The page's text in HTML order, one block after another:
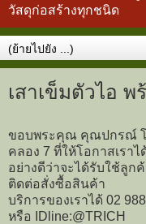
วัสดุก่อสร้างทุกชนิด
เสาเข็มตัวไอ พ
ขอบพระคุณ คุณปกรณ์ โ
คลอง 7 ที่ให้โอกาสเรา
อย่างดีว่าจะได้รับใช้ลูก
ติดต่อสั่งซื้อสินค้า
บริการของเราได้ 02
หรือ IDline:@TRICH